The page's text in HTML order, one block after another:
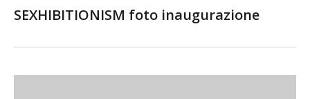
SEXHIBITIONISM foto inaugurazione